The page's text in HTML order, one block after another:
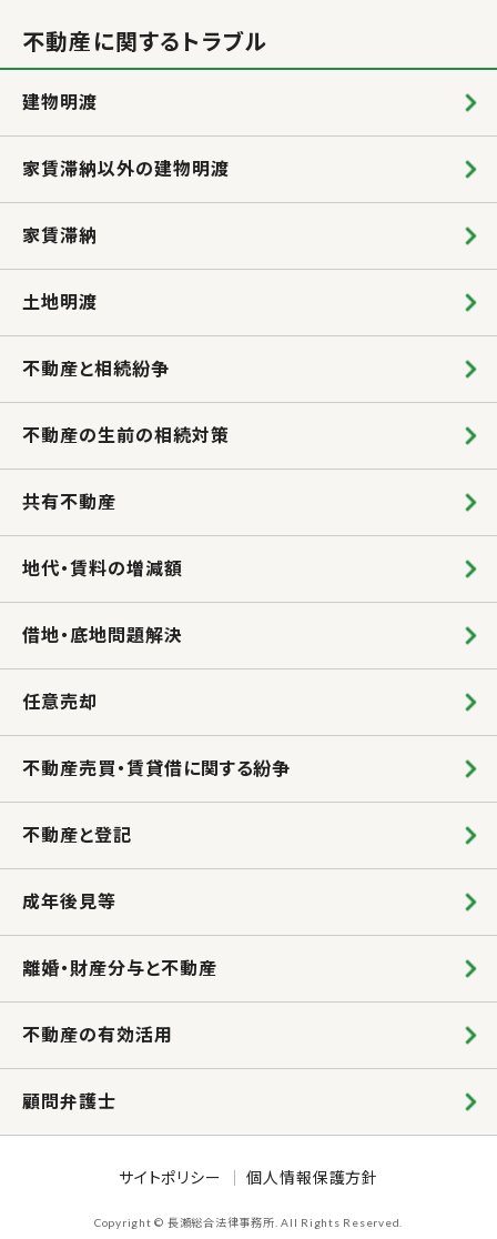
不動産に関するトラブル
建物明渡
家賃滞納以外の建物明渡
家賃滞納
土地明渡
不動産と相続紛争
不動産の生前の相続対策
共有不動産
地代・賃料の増減額
借地・底地問題解決
任意売却
不動産売買・賃貸借に関する紛争
不動産と登記
成年後見等
離婚・財産分与と不動産
不動産の有効活用
顧問弁護士
サイトポリシー 個人情報保護方針
Copyright © ⻑瀬総合法律事務所. All Rights Reserved.